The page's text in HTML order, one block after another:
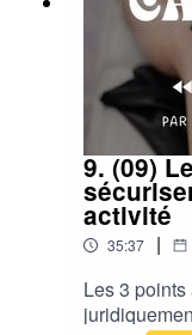
9. (09)
activité
35:37 |
Les 3